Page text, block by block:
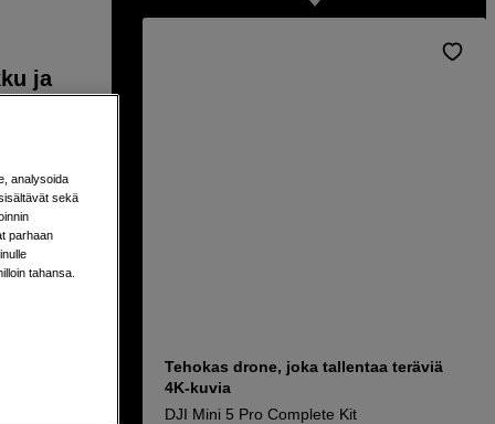
ja
Tehokas drone, joka tallentaa teräviä
4K-kuvia
DJI Mini 5 Pro Complete Kit
analysoida
sekä
parhaan
tahansa.